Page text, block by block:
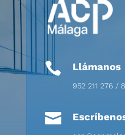
 Llámanos
952 211 276 /
